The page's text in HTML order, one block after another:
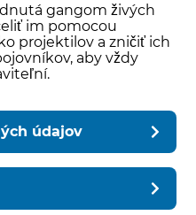
gangom živých
im pomocou
projektilov a zničiť ich
aby vždy
údajov